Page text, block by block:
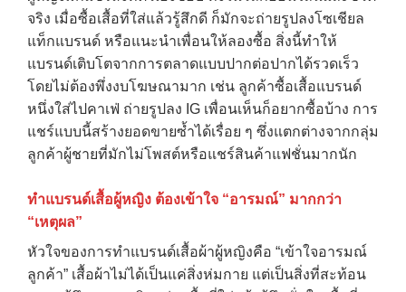
จริง เมื่อซื้อเสื้อที่ใส่แล้วรู้สึกดี ก็มักจะถ่ายรูปลงโซเชียล
แท็กแบรนด์ หรือแนะนำเพื่อนให้ลองซื้อ สิ่งนี้ทำให้
แบรนด์เติบโตจากการตลาดแบบปากต่อปากได้รวดเร็ว
โดยไม่ต้องพึ่งงบโฆษณามาก เช่น ลูกค้าซื้อเสื้อแบรนด์
หนึ่งใส่ไปคาเฟ่ ถ่ายรูปลง IG เพื่อนเห็นก็อยากซื้อบ้าง การ
แชร์แบบนี้สร้างยอดขายซ้ำได้เรื่อย ๆ ซึ่งแตกต่างจากกลุ่ม
ลูกค้าผู้ชายที่มักไม่โพสต์หรือแชร์สินค้าแฟชั่นมากนัก
ทำแบรนด์เสื้อผู้หญิง ต้องเข้าใจ “อารมณ์” มากกว่า
“เหตุผล”
หัวใจของการทำแบรนด์เสื้อผ้าผู้หญิงคือ “เข้าใจอารมณ์
ลูกค้า” เสื้อผ้าไม่ได้เป็นแค่สิ่งห่มกาย แต่เป็นสิ่งที่สะท้อน